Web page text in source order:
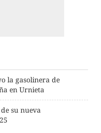
la gasolinera de
en Urnieta
su nueva